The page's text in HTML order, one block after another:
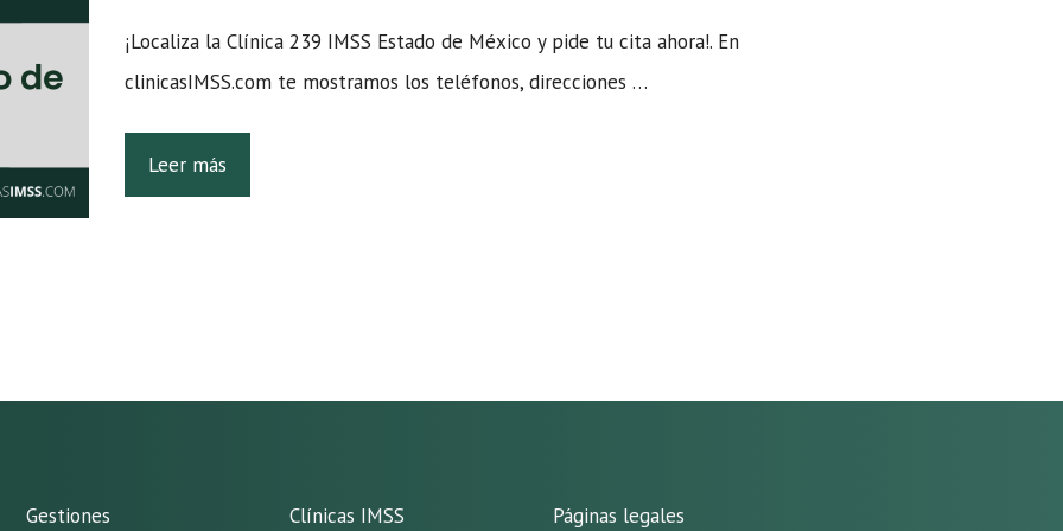
¡Localiza la Clínica 239 IMSS Estado de México y pide tu cita ahora!. En
clinicasIMSS.com te mostramos los teléfonos, direcciones …
Leer más
Gestiones Clínicas IMSS Páginas legales